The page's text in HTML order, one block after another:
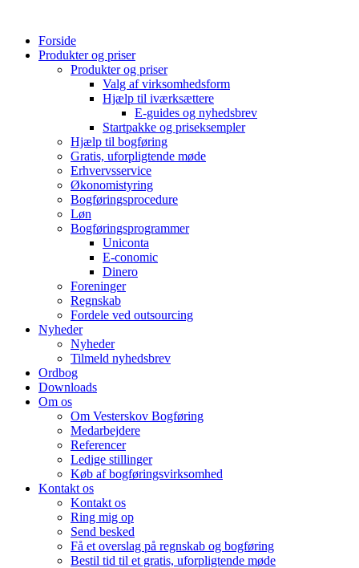
indholdForside
Produkter og priser
Produkter og priser
Valg af virksomhedsform
Hjælp til iværksættere
E-guides og nyhedsbrev
Startpakke og priseksempler
Hjælp til bogføring
Gratis, uforpligtende møde
Erhvervsservice
Økonomistyring
Bogføringsprocedure
Løn
Bogføringsprogrammer
Uniconta
E-conomic
Dinero
Foreninger
Regnskab
Fordele ved outsourcing
Nyheder
Nyheder
Tilmeld nyhedsbrev
Ordbog
Downloads
Om os
Om Vesterskov Bogføring
Medarbejdere
Referencer
Ledige stillinger
Køb af bogføringsvirksomhed
Kontakt os
Kontakt os
Ring mig op
Send besked
Få et overslag på regnskab og bogføring
Bestil tid til et gratis, uforpligtende møde